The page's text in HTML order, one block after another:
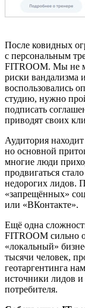
После ковидных
с персональным
FITROOM. Мы не
риски вандализма
воспользовались
студию, нужно
подписать
приводят своих
Аудитория
но основной
многие люди
продвигаться
недорогих лидов.
«запрещённых»
или «ВКонтакте».
Ещё одна
FITROOM сильно
«локальный»
тысячи человек,
геотаргентинга
источники лидов
потребителя.